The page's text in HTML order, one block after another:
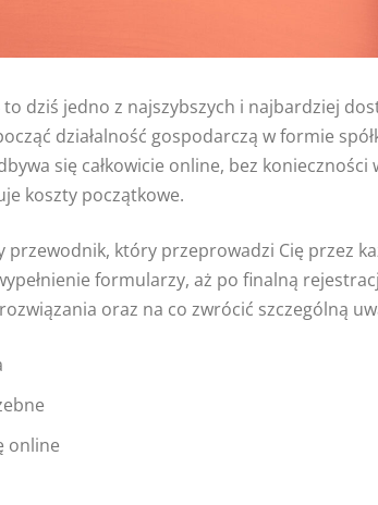
to dziś jedno z najszybszych i najbardziej
działalność gospodarczą w formie
się całkowicie online, bez
koszty początkowe.
przewodnik, który przeprowadzi Cię przez
formularzy, aż po finalną
oraz na co zwrócić szczególną
online